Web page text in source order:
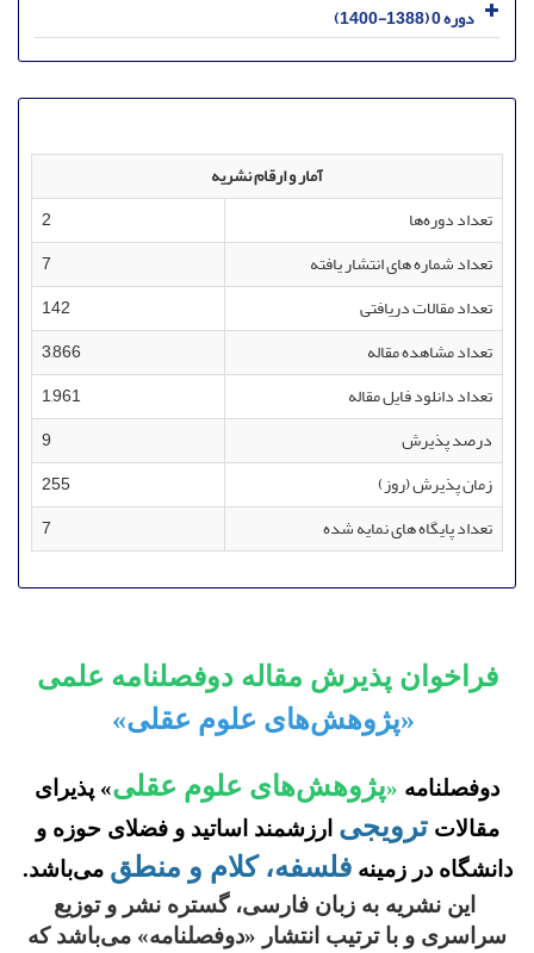
دوره 0 (1388-1400)
آمار و ارقام نشریه
تعداد دوره‌ها
2
تعداد شماره های انتشار یافته
7
تعداد مقالات دریافتی
142
تعداد مشاهده مقاله
3,866
تعداد دانلود فایل مقاله
1,961
درصد پذیرش
9
زمان پذیرش (روز)
255
تعداد پایگاه های نمایه شده
7
فراخوان پذیرش مقالهدوفصلنامه علمی
«پژوهش‌های علوم عقلی»
دوفصلنامه «پژوهش‌های علوم عقلی» پذیرای
مقالاتترویجی ارزشمند اساتید و فضلای حوزه و
دانشگاه در زمینهفلسفه، کلام و منطق می‌باشد.
این نشریه به زبان فارسی، گستره نشر و توزیع
سراسری و با ترتیب انتشار «دوفصلنامه» می‌باشد که